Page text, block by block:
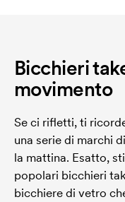
Bicchieri
movimento
Se ci rifletti, ti
una serie di marchi
la mattina. Esatto,
popolari bicchieri
bicchiere di vetro